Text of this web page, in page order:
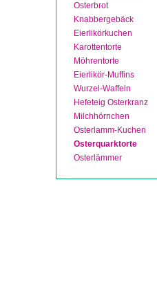
Osterbrot
Knabbergebäck
Eierlikörkuchen
Karottentorte
Möhrentorte
Eierlikör-Muffins
Wurzel-Waffeln
Hefeteig Osterkranz
Milchhörnchen
Osterlamm-Kuchen
Osterquarktorte
Osterlämmer